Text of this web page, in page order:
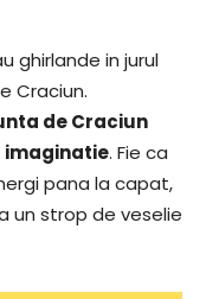
ghirlande in jurul
Craciun.
de Craciun
imaginatie. Fie ca
pana la capat,
un strop de veselie